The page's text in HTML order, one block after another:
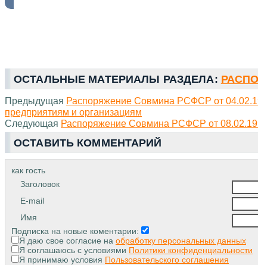
ОСТАЛЬНЫЕ МАТЕРИАЛЫ РАЗДЕЛА:
Предыдущая Распоряжение Совмина РСФСР от
предприятиям и организациям
Следующая Распоряжение Совмина РСФСР от
ОСТАВИТЬ КОММЕНТАРИЙ
как гость
Заголовок
E-mail
Имя
Подписка на новые коментарии:
Я даю свое согласие на обработку персональных данных
Я соглашаюсь с условиями Политики конфиденциальности
Я принимаю условия Пользовательского соглашения